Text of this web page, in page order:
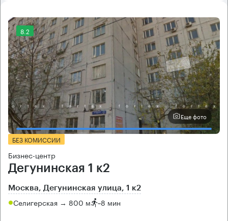
8.2
Еще фото
БЕЗ КОМИССИИ
Бизнес-центр
Дегунинская 1 к2
Москва, Дегунинская улица, 1 к2
Селигерская → 800 м ~8 мин